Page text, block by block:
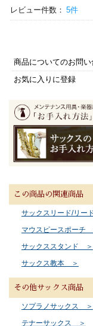
レビュー件数： 5件
商品についてのお問い
お気に入りに登録
この商品の関連商品
サックスリード/リー
マウスピースポーチ
サックススタンド ＞
サックス教本 ＞
その他サックス商品
ソプラノサックス ＞
テナーサックス ＞